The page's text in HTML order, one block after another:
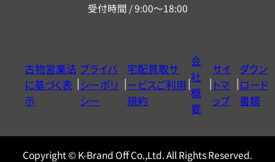
ー
ヤ
ル
0120604117
受付時間 / 9:00～18:00
古物営業法
に基づく表
示
プライバ
シーポリ
シー
宅配買取サ
ービスご利用
規約
会
社
概
要
サイ
トマ
ップ
ダウン
ロード
書類
Copyright © K-Brand Off Co.,Ltd. All Rights Reserved.